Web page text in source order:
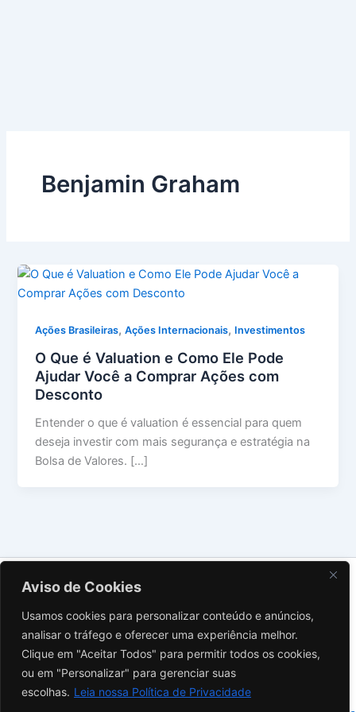
Aviso de Cookies
Usamos cookies para personalizar conteúdo e anúncios,
analisar o tráfego e oferecer uma experiência melhor.
Clique em "Aceitar Todos" para permitir todos os cookies,
ou em "Personalizar" para gerenciar suas
escolhas. Leia nossa Política de Privacidade
Benjamin Graham
Ações Brasileiras,Ações Internacionais, Investimentos
O Que é Valuation e Como Ele Pode
Ajudar Você a Comprar Ações com
Desconto
Entender o que é valuation é essencial para quem
deseja investir com mais segurança e estratégia na
Bolsa de Valores. […]
Política de Privacidade
Termos de Uso
Aviso Legal
Instagram